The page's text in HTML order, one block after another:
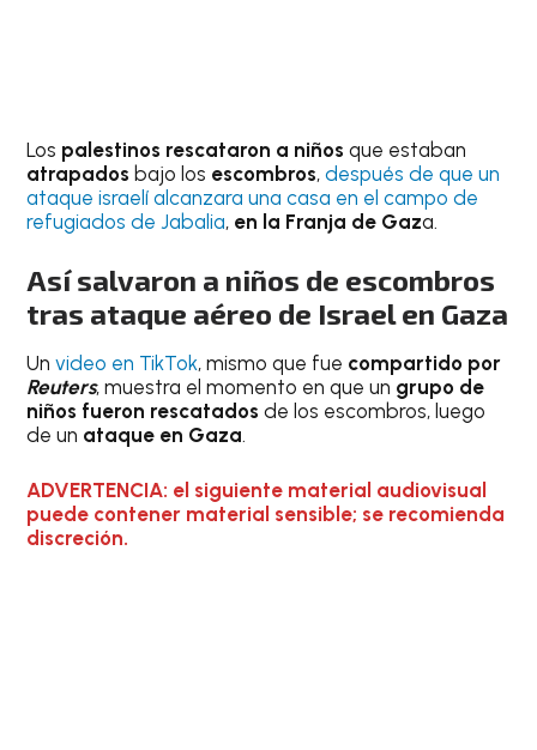
Los palestinos rescataron a niños que estaban
atrapados bajo los escombros,después de que un
ataque israelí alcanzara una casa en el campo de
refugiados de Jabalia, en la Franja de Gaza.
Así salvaron a niños de escombros
tras ataque aéreo de Israel en Gaza
Unvideo en TikTok, mismo que fue compartido por
Reuters, muestra el momento en que un grupo de
niños fueron rescatados de los escombros, luego
de un ataque en Gaza.
ADVERTENCIA: el siguiente material audiovisual
puede contener material sensible; se recomienda
discreción.